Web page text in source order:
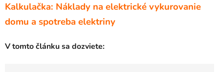
Kalkulačka: Náklady na elektrické vykurovanie
domu a spotreba elektriny
V tomto článku sa dozviete: